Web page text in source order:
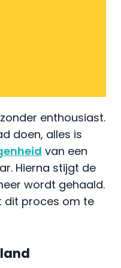
enthousiast.
doen, alles is
van een
Hierna stijgt de
wordt gehaald.
dit proces om te